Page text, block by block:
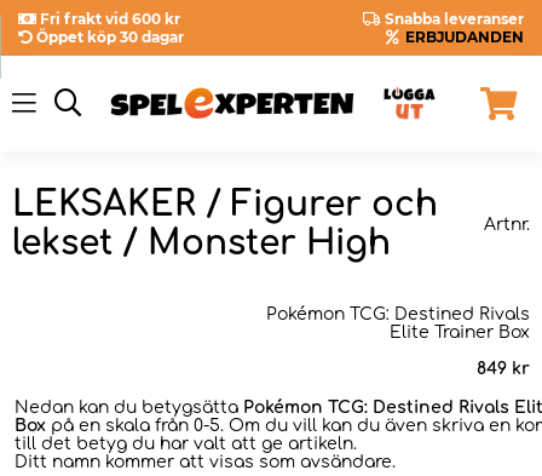
Fri frakt vid 600 kr
Snabba leveranser
Öppet köp 30 dagar
ERBJUDANDEN
LEKSAKER / Figurer och
lekset / Monster High
Artnr.
Pokémon TCG: Destined Rivals
Elite Trainer Box
849 kr
Nedan kan du betygsätta Pokémon TCG: Destined Rivals
Box på en skala från 0-5. Om du vill kan du även skriva en
till det betyg du har valt att ge artikeln.
Ditt namn kommer att visas som avsändare.